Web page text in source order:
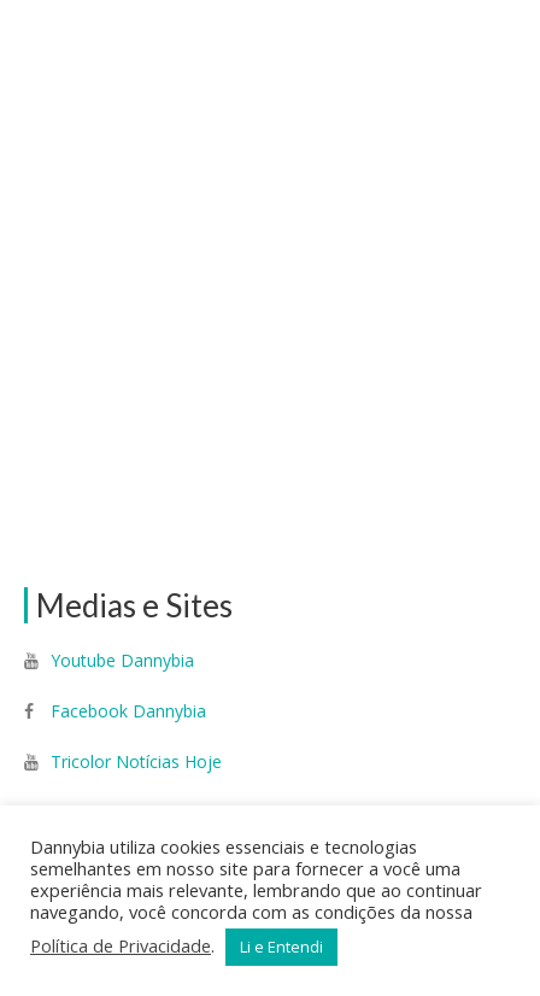
Medias e Sites
Youtube Dannybia
Facebook Dannybia
Tricolor Notícias Hoje
dannybia.com
dannybia.com/danny
Dannybia utiliza cookies essenciais e tecnologias
semelhantes em nosso site para fornecer a você uma
experiência mais relevante, lembrando que ao continuar
navegando, você concorda com as condições da nossa
Política de Privacidade. Li e Entendi